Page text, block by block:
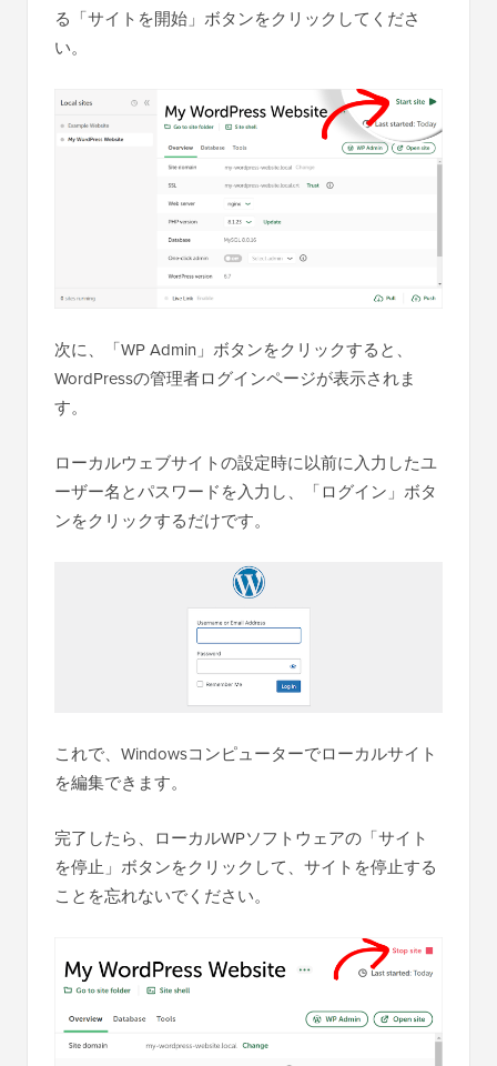
る「サイトを開始」ボタンをクリックしてくださ
い。
次に、「WP Admin」ボタンをクリックすると、
WordPressの管理者ログインページが表示されま
す。
ローカルウェブサイトの設定時に以前に入力したユ
ーザー名とパスワードを入力し、「ログイン」ボタ
ンをクリックするだけです。
これで、Windowsコンピューターでローカルサイト
を編集できます。
完了したら、ローカルWPソフトウェアの「サイト
を停止」ボタンをクリックして、サイトを停止する
ことを忘れないでください。